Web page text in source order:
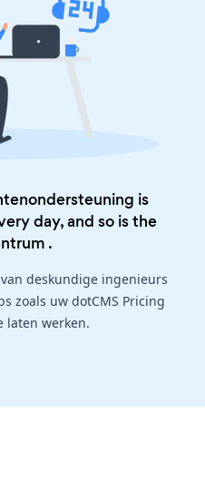
is
day, and so is the
.
deskundige ingenieurs
zoals uw dotCMS Pricing
laten werken.